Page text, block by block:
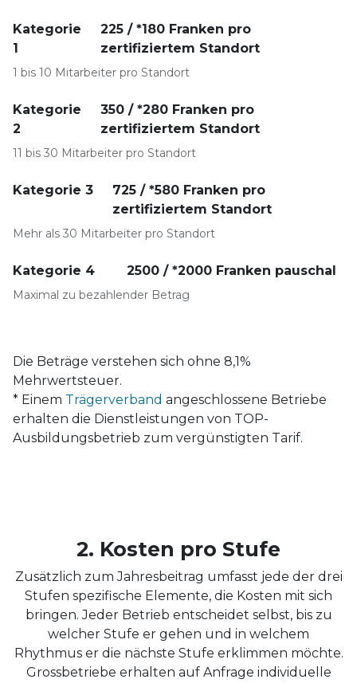
Kategorie
1
225 / *180 Franken pro
zertifiziertem Standort
1 bis 10 Mitarbeiter pro Standort
Kategorie
2
350 / *280 Franken pro
zertifiziertem Standort
11 bis 30 Mitarbeiter pro Standort
Kategorie 3
725 / *580 Franken pro
zertifiziertem Standort
Mehr als 30 Mitarbeiter pro Standort
Kategorie 4 2500 / *2000 Franken pauschal
Maximal zu bezahlender Betrag
Die Beträge verstehen sich ohne 8,1%
Mehrwertsteuer.
* Einem Trägerverband angeschlossene Betriebe
erhalten die Dienstleistungen von TOP-
Ausbildungsbetrieb zum vergünstigten Tarif.
2. Kosten pro Stufe
Zusätzlich zum Jahresbeitrag umfasst jede der drei
Stufen spezifische Elemente, die Kosten mit sich
bringen. Jeder Betrieb entscheidet selbst, bis zu
welcher Stufe er gehen und in welchem
Rhythmus er die nächste Stufe erklimmen möchte.
Grossbetriebe erhalten auf Anfrage individuelle